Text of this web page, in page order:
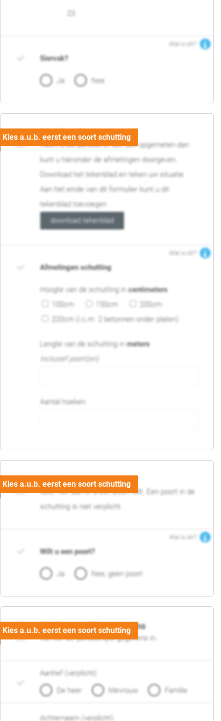
Wat is dit?
Siervak?
Ja Nee
04. Afmetingen
Heeft u uw perceel of tuin zelf opgemeten dan
kunt u hieronder de afmetingen doorgeven.
Download het tekenblad en teken uw situatie.
Aan het einde van dit formulier kunt u dit
tekenblad toevoegen
download tekenblad
Wat is dit?
Afmetingen schutting
Hoogte van de schutting incentimeters
100cm
150cm
200cm
220cm (i.c.m. 2 betonnen onder platen)
Lengte van de schutting inmeters
Inclusief poort(en)
Aantal hoeken
05. Poort
Geef hier aan of u een poort wilt. Een poort in de
schutting is niet verplicht.
Wat is dit?
Wilt u een poort?
Ja Nee, geen poort
06. Persoonlijke gegevens
Vul hier uw persoonlijke gegevens in..
Aanhef (verplicht)
De heer
Mevrouw Familie
Achternaam (verplicht)